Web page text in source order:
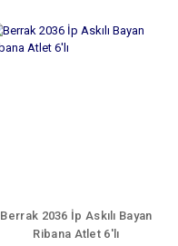
Berrak 2036 İp Askılı Bayan
Ribana Atlet 6'lı